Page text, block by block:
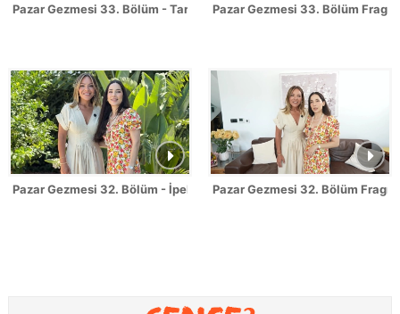
Pazar Gezmesi 33. Bölüm - Tarık PapuççuoğluPazar Gezmesi 33. Bölüm
Pazar Gezmesi 32. Bölüm - İpek Açar KömürcüPazar Gezmesi 32. Bölüm